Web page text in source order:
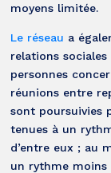
moyens limitée.
Le réseau a
relations
personnes
réunions entre
sont poursuivies
tenues à un
d’entre eux ; au
un rythme moins